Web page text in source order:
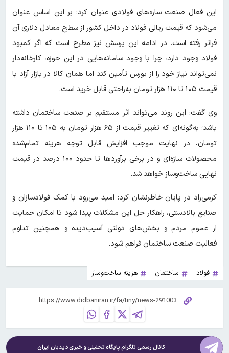
این فعال صنعت سازه‌های فولادی عنوان کرد: بر این اساس عنوان
می‌شود که قیمت ریالی فولاد در داخل کشور از سطح معادل دلاری آن
فراتر رفته است. در ادامه این پرسش نیز مطرح است که اگر کمبود
فولاد وجود دارد، چرا با وجود سامانه‌هایی در این حوزه، کارخانه‌دار
نمی‌تواند نیاز خود را از بورس تأمین کند اما همان کالا در بازار آزاد با
قیمت ۱۰۵ تا ۱۱۰ هزار تومان به‌راحتی قابل خرید است.
وی گفت: این روند می‌تواند اثر مستقیم بر صنعت ساختمان داشته
باشد؛ به‌گونه‌ای که تغییر قیمت از ۶۵ هزار تومان به ۱۰۵ تا ۱۱۰ هزار
تومان، در نهایت موجب افزایش قابل توجه هزینه تمام‌شده
محصولات سازه‌ای و در برخی برآوردها تا حدود ۱۰۰ درصد در قیمت
نهایی ساخت‌وساز خواهد شد.
کرمی‌راد در پایان خاطرنشان کرد: امید می‌رود با کمک فولادسازان و
صنایع بالادستی، راهکار حل این مشکلات پیدا شود تا امکان حمایت
از عموم مردم و بخش‌های دولتی آسیب‌دیده و همچنین تداوم
فعالیت صنعت ساختمان فراهم شود.
فولاد ساختمان هزینه ساخت‌وساز
کانال رسمی تلگرام پایگاه تحلیلی و خبریدیدبان ایران